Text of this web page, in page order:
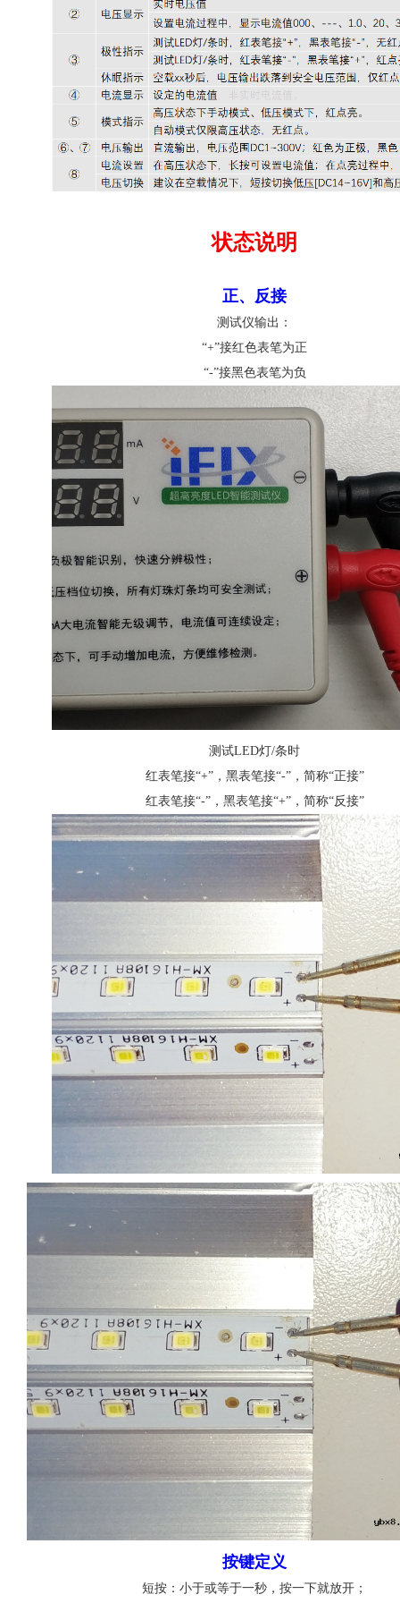
状态说明
正、反接
测试仪输出：
“+”接红色表笔为正
“-”接黑色表笔为负
测试LED灯/条时
红表笔接“+”，黑表笔接“-”，简称“正接”
红表笔接“-”，黑表笔接“+”，简称“反接”
按键定义
短按：小于或等于一秒，按一下就放开；